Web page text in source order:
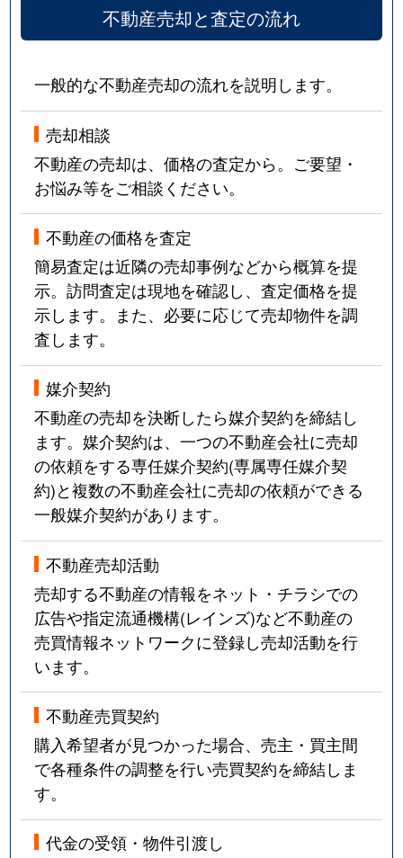
不動産売却と査定の流れ
一般的な不動産売却の流れを説明します。
売却相談
不動産の売却は、価格の査定から。ご要望・
お悩み等をご相談ください。
不動産の価格を査定
簡易査定は近隣の売却事例などから概算を提
示。訪問査定は現地を確認し、査定価格を提
示します。また、必要に応じて売却物件を調
査します。
媒介契約
不動産の売却を決断したら媒介契約を締結し
ます。媒介契約は、一つの不動産会社に売却
の依頼をする専任媒介契約(専属専任媒介契
約)と複数の不動産会社に売却の依頼ができる
一般媒介契約があります。
不動産売却活動
売却する不動産の情報をネット・チラシでの
広告や指定流通機構(レインズ)など不動産の
売買情報ネットワークに登録し売却活動を行
います。
不動産売買契約
購入希望者が見つかった場合、売主・買主間
で各種条件の調整を行い売買契約を締結しま
す。
代金の受領・物件引渡し